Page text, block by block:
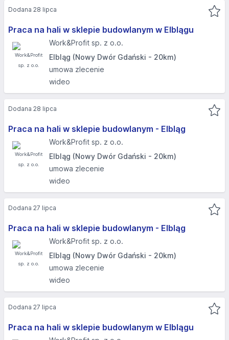
Praca na hali w sklepie budowlanym w Elblągu
Work&Profit sp. z o.o.
Elbląg (Nowy Dwór Gdański - 20km)
umowa zlecenie
wideo
Dodana 28 lipca
Praca na hali w sklepie budowlanym - Elbląg
Work&Profit sp. z o.o.
Elbląg (Nowy Dwór Gdański - 20km)
umowa zlecenie
wideo
Dodana 28 lipca
Praca na hali w sklepie budowlanym - Elbląg
Work&Profit sp. z o.o.
Elbląg (Nowy Dwór Gdański - 20km)
umowa zlecenie
wideo
Dodana 27 lipca
Praca na hali w sklepie budowlanym w Elblągu
Dodana 27 lipca